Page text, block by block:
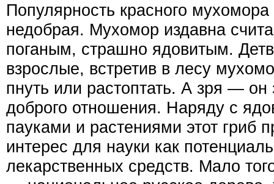
Популярность красного
недобрая. Мухомор издавна
поганым, страшно ядовитым.
взрослые, встретив в лесу
пнуть или растоптать. А зря — он
доброго отношения. Наряду с
пауками и растениями этот гриб
интерес для науки как
лекарственных средств. Мало